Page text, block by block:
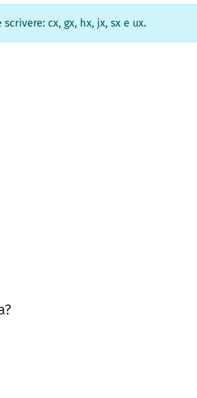
cx, gx, hx, jx, sx e ux.